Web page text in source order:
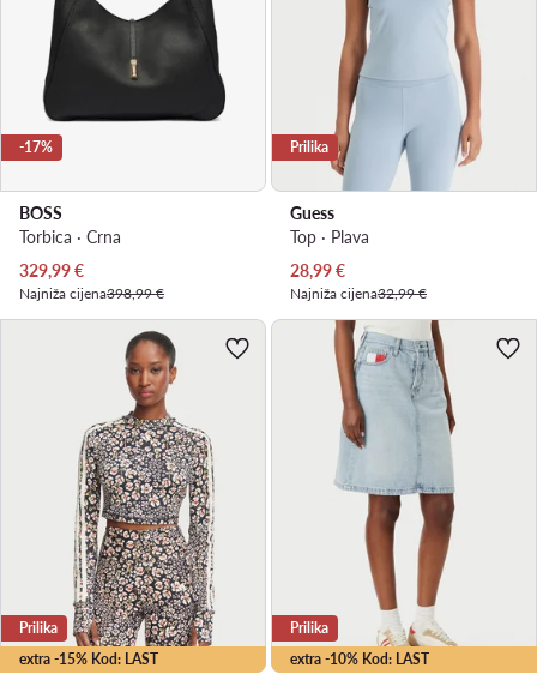
-17%
BOSS
Torbica · Crna
Trenutna cijena
329,99€
Najniža cijena398,99 €
Prilika
Guess
Top · Plava
Trenutna cijena
28,99€
Najniža cijena32,99 €
extra -15% Kod: LAST
Prilika
extra -10% Kod: LAST
Prilika